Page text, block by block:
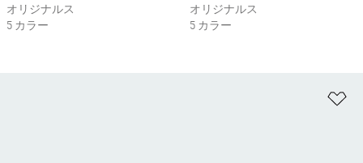
オリジナルス
5 カラー
オリジナルス
5 カラー